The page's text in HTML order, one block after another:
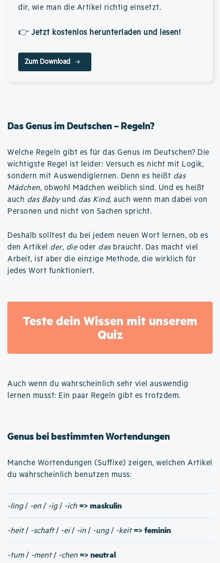
dir, wie man die Artikel richtig einsetzt.
👉 Jetzt kostenlos herunterladen und lesen!
Zum Download
Das Genus im Deutschen – Regeln?
Welche Regeln gibt es für das Genus im Deutschen? Die
wichtigste Regel ist leider: Versuch es nicht mit Logik,
sondern mit Auswendiglernen. Denn es heißt das
Mädchen, obwohl Mädchen weiblich sind. Und es heißt
auch das Babyund das Kind, auch wenn man dabei von
Personen und nicht von Sachen spricht.
Deshalb solltest du bei jedem neuen Wort lernen, ob es
den Artikel der, dieoder dasbraucht. Das macht viel
Arbeit, ist aber die einzige Methode, die wirklich für
jedes Wort funktioniert.
Teste dein Wissen mit unserem
Quiz
Auch wenn du wahrscheinlich sehr viel auswendig
lernen musst: Ein paar Regeln gibt es trotzdem.
Genus bei bestimmten Wortendungen
Manche Wortendungen (Suffixe) zeigen, welchen Artikel
du wahrscheinlich benutzen muss:
-ling/ -en / -ig/ -ich => maskulin
-heit/ -schaft/ -ei/ -in / -ung/ -keit => feminin
-tum/ -ment/ -chen => neutral